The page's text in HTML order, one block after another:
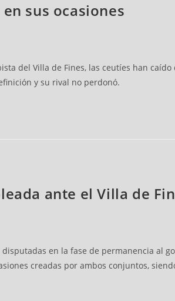
sus ocasiones
del Villa de Fines, las ceutíes han
y su rival no perdonó.
ante el Villa de
disputadas en la fase de permanencia al
creadas por ambos conjuntos,